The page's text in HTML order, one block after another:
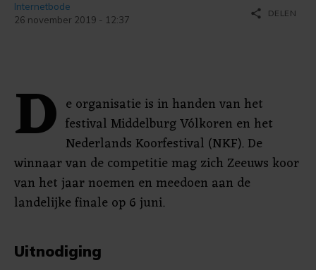
Internetbode
26 november 2019 - 12:37
share DELEN
D e organisatie is in handen van het
festival Middelburg Vólkoren en het
Nederlands Koorfestival (NKF). De
winnaar van de competitie mag zich Zeeuws koor
van het jaar noemen en meedoen aan de
landelijke finale op 6 juni.
Uitnodiging